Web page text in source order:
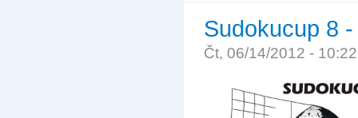
Sudokucup 8
Čt, 06/14/2012 -